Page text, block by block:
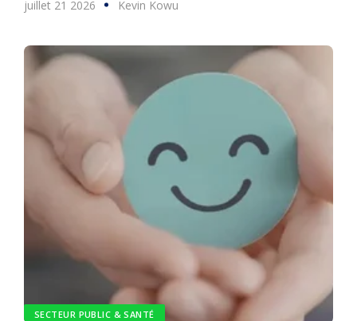
juillet 21 2026 Kevin Kowu
SECTEUR PUBLIC & SANTÉ